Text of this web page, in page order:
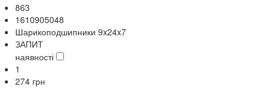
863
1610905048
Шарикоподшипники 9x24x7
ЗАПИТ
наявності
1
274 грн